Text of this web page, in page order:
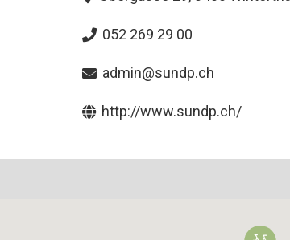
052 269 29 00
admin@sundp.ch
http://www.sundp.ch/